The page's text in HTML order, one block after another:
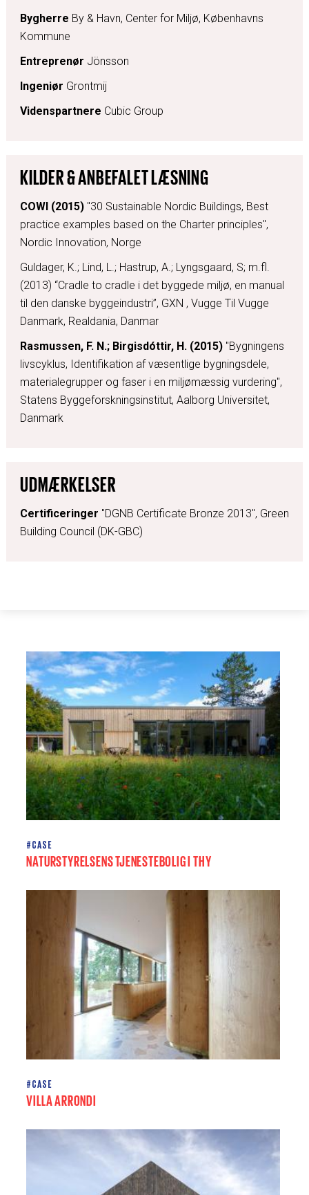
Bygherre By & Havn, Center for Miljø, Københavns
Kommune
Entreprenør Jönsson
Ingeniør Grontmij
Videnspartnere Cubic Group
KILDER & ANBEFALET LÆSNING
COWI (2015)"30 Sustainable Nordic Buildings, Best
practice examples based on the Charter principles",
Nordic Innovation, Norge
Guldager, K.; Lind, L.; Hastrup, A.; Lyngsgaard, S; m.fl.
(2013) “Cradle to cradle i det byggede miljø, en manual
til den danske byggeindustri”, GXN , Vugge Til Vugge
Danmark, Realdania, Danmar
Rasmussen, F. N.; Birgisdóttir, H. (2015)"Bygningens
livscyklus, Identifikation af væsentlige bygningsdele,
materialegrupper og faser i en miljømæssig vurdering",
Statens Byggeforskningsinstitut, Aalborg Universitet,
Danmark
UDMÆRKELSER
Certificeringer "DGNB Certificate Bronze 2013", Green
Building Council (DK-GBC)
#CASE
NATURSTYRELSENS TJENESTEBOLIG I THY
#CASE
VILLA ARRONDI